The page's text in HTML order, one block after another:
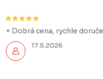
17.5.2026
+ Dobrá cena, rychle